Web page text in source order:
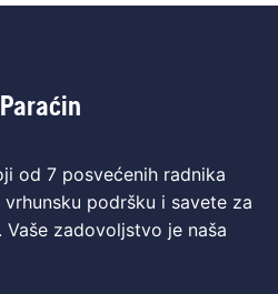
od 7 posvećenih radnika
podršku i savete za
zadovoljstvo je naša